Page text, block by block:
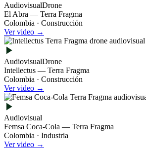
AudiovisualDrone
El Abra — Terra Fragma
Colombia · Construcción
Ver video →
AudiovisualDrone
Intellectus — Terra Fragma
Colombia · Construcción
Ver video →
Audiovisual
Femsa Coca-Cola — Terra Fragma
Colombia · Industria
Ver video →